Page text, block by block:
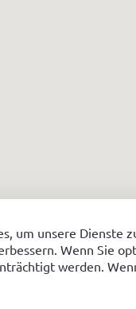
um unsere Dienste
Wenn Sie
werden.